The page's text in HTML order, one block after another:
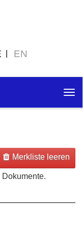
EN
Merkliste leeren